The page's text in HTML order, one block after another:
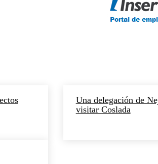
Una delegación de
visitar Coslada